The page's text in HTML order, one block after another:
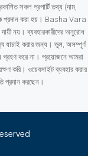
সকল প্রপার্টি তথ্য (দাম,
প্রদান করা হয়। Basha Vara
দায়ী নয়। ব্যবহারকারীদের অনুরোধ
যাচাই করার জন্য। ভুল, অসম্পূর্ণ
করে না। প্রয়োজনে আমরা
করি। ওয়েবসাইট ব্যবহার করার
প্রদান করছেন।